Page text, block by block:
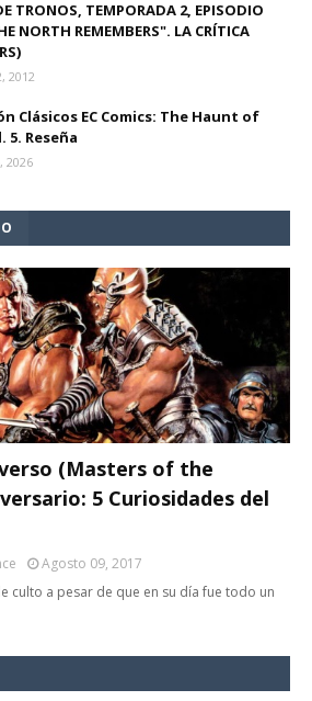
TRONOS, TEMPORADA 2, EPISODIO
NORTH REMEMBERS". LA CRÍTICA
2012
Clásicos EC Comics: The Haunt of
5. Reseña
2026
(Masters of the
5 Curiosidades del
Agosto 09, 2017
culto a pesar de que en su día fue todo un